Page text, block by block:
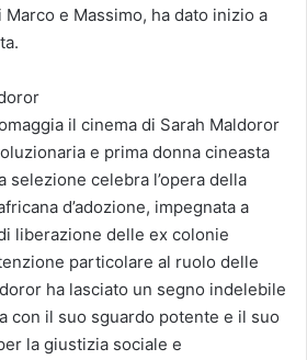
e Massimo, ha dato inizio a
il cinema di Sarah Maldoror
e prima donna cineasta
selezione celebra l’opera della
d’adozione, impegnata a
liberazione delle ex colonie
particolare al ruolo delle
ha lasciato un segno indelebile
con il suo sguardo potente e il suo
la giustizia sociale e